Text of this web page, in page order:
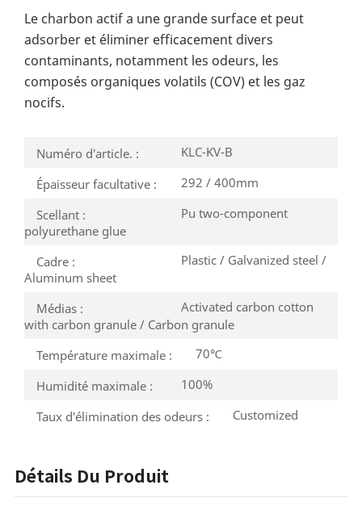
Le charbon actif a une grande surface et peut
adsorber et éliminer efficacement divers
contaminants, notamment les odeurs, les
composés organiques volatils (COV) et les gaz
nocifs.
Numéro d'article. :
KLC-KV-B
Épaisseur facultative :
292 / 400mm
Scellant :
Pu two-component
polyurethane glue
Cadre :
Plastic / Galvanized steel /
Aluminum sheet
Médias :
Activated carbon cotton
with carbon granule / Carbon granule
Température maximale :
70℃
Humidité maximale :
100%
Taux d'élimination des odeurs :
Customized
Détails Du Produit